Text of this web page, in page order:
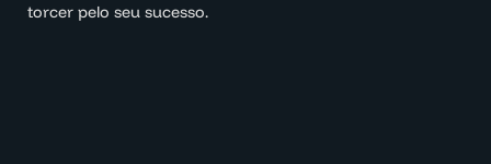
torcer pelo seu sucesso.